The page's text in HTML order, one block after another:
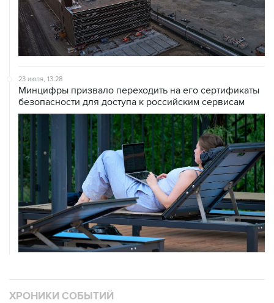
23 июля, 13:28
Минцифры призвало переходить на его сертификаты
безопасности для доступа к российским сервисам
ХРОНИКИ СОБЫТИЙ